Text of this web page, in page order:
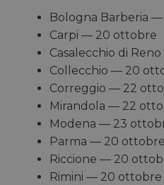
Bologna Barberia
Carpi — 20 ottobre
Casalecchio di
Collecchio — 20
Correggio — 22
Mirandola — 22
Modena — 23
Parma — 20 ottobre
Riccione — 20
Rimini — 20 ottobre